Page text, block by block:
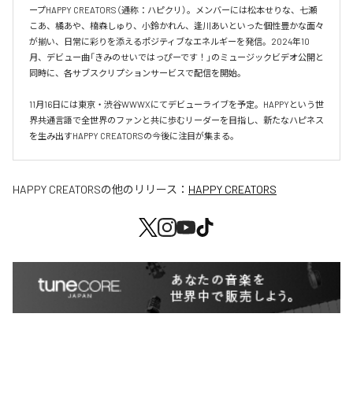
ープHAPPY CREATORS（通称：ハピクリ）。メンバーには松本せりな、七瀬
こあ、橘あや、楠森しゅり、小鈴かれん、逢川あいといった個性豊かな面々
が揃い、日常に彩りを添えるポジティブなエネルギーを発信。2024年10
月、デビュー曲「きみのせいではっぴーです！」のミュージックビデオ公開と
同時に、各サブスクリプションサービスで配信を開始。
11月16日には東京・渋谷WWWXにてデビューライブを予定。HAPPYという世
界共通言語で全世界のファンと共に歩むリーダーを目指し、新たなハピネス
を生み出すHAPPY CREATORSの今後に注目が集まる。
HAPPY CREATORSの他のリリース： HAPPY CREATORS